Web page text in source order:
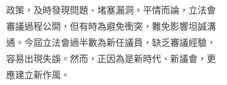
政策，及時發現問題、堵塞漏洞。平情而論，立法會
審議過程公開，但有時為避免衝突，難免影響坦誠溝
通。今屆立法會過半數為新任議員，缺乏審議經驗，
容易出現失誤。然而，正因為是新時代、新議會，更
應建立新作風。